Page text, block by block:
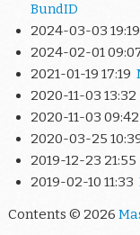
BundID
2024-03-03 19:19
2024-02-01
2021-01-19 17:19
2020-11-03 13:32
2020-11-03 09:42
2020-03-25
2019-12-23 21:55
2019-02-10 11:33
Contents © 2026